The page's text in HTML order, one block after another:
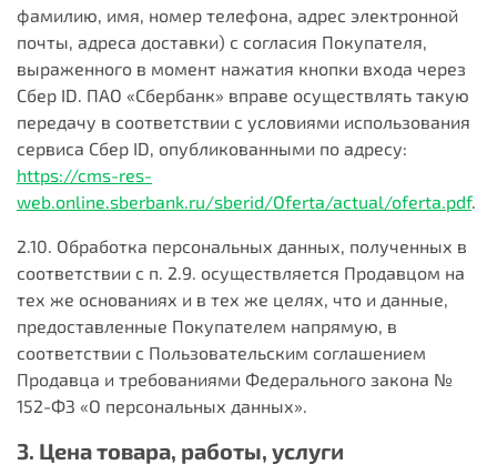
фамилию, имя, номер телефона, адрес электронной
почты, адреса доставки) с согласия Покупателя,
выраженного в момент нажатия кнопки входа через
Сбер ID. ПАО «Сбербанк» вправе осуществлять такую
передачу в соответствии с условиями использования
сервиса Сбер ID, опубликованными по адресу:
https://cms-res-
web.online.sberbank.ru/sberid/Oferta/actual/oferta.pdf.
2.10. Обработка персональных данных, полученных в
соответствии с п. 2.9. осуществляется Продавцом на
тех же основаниях и в тех же целях, что и данные,
предоставленные Покупателем напрямую, в
соответствии с Пользовательским соглашением
Продавца и требованиями Федерального закона №
152-ФЗ «О персональных данных».
3. Цена товара, работы, услуги